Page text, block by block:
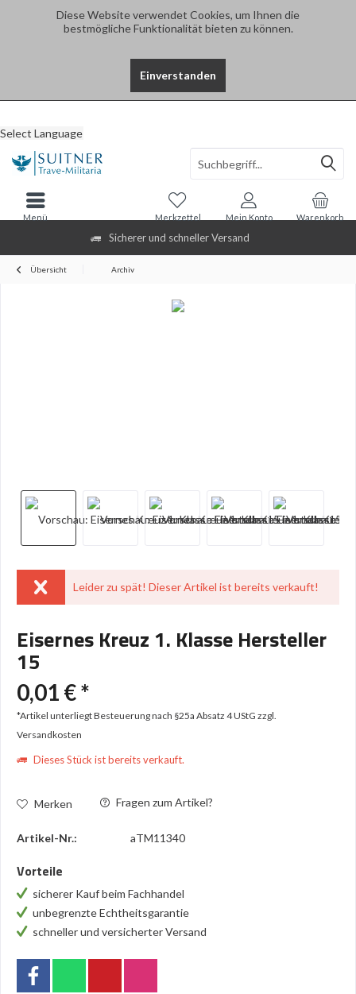
Diese Website verwendet Cookies, um Ihnen die
bestmögliche Funktionalität bieten zu können.
Einverstanden
Sicherer und schneller Versand
Select Language
Warenkorb
Merkzettel Mein Konto
Menü
Übersicht Archiv
Leider zu spät! Dieser Artikel ist bereits verkauft!
Eisernes Kreuz 1. Klasse Hersteller
15
0,01 € *
*Artikel unterliegt Besteuerung nach §25a Absatz 4 UStG zzgl.
Versandkosten
Dieses Stück ist bereits verkauft.
Merken Fragen zum Artikel?
Artikel-Nr.: aTM11340
Vorteile
sicherer Kauf beim Fachhandel
unbegrenzte Echtheitsgarantie
schneller und versicherter Versand